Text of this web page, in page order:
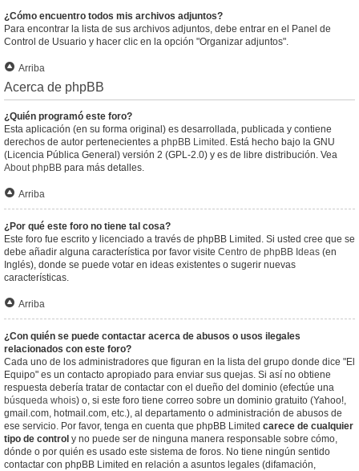
¿Cómo encuentro todos mis archivos adjuntos?
Para encontrar la lista de sus archivos adjuntos, debe entrar en el Panel de
Control de Usuario y hacer clic en la opción "Organizar adjuntos".
Arriba
Acerca de phpBB
¿Quién programó este foro?
Esta aplicación (en su forma original) es desarrollada, publicada y contiene
derechos de autor pertenecientes a phpBB Limited . Está hecho bajo la GNU
(Licencia Pública General) versión 2 (GPL-2.0) y es de libre distribución. Vea
About phpBB para más detalles.
Arriba
¿Por qué este foro no tiene tal cosa?
Este foro fue escrito y licenciado a través de phpBB Limited. Si usted cree que se
debe añadir alguna característica por favor visite Centro de phpBB Ideas (en
Inglés), donde se puede votar en ideas existentes o sugerir nuevas
características.
Arriba
¿Con quién se puede contactar acerca de abusos o usos ilegales
relacionados con este foro?
Cada uno de los administradores que figuran en la lista del grupo donde dice "El
Equipo" es un contacto apropiado para enviar sus quejas. Si así no obtiene
respuesta debería tratar de contactar con el dueño del dominio (efectúe una
búsqueda whois) o, si este foro tiene correo sobre un dominio gratuito (Yahoo!,
gmail.com, hotmail.com, etc.), al departamento o administración de abusos de
ese servicio. Por favor, tenga en cuenta que phpBB Limited carece de cualquier
tipo de control y no puede ser de ninguna manera responsable sobre cómo,
dónde o por quién es usado este sistema de foros. No tiene ningún sentido
contactar con phpBB Limited en relación a asuntos legales (difamación,